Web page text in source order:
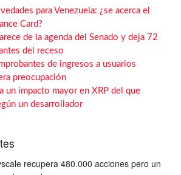
para Venezuela: ¿se acerca el
Card?
de la agenda del Senado y deja 72
del receso
de ingresos a usuarios
preocupación
un impacto mayor en XRP del que
un desarrollador
recupera 480.000 acciones pero un